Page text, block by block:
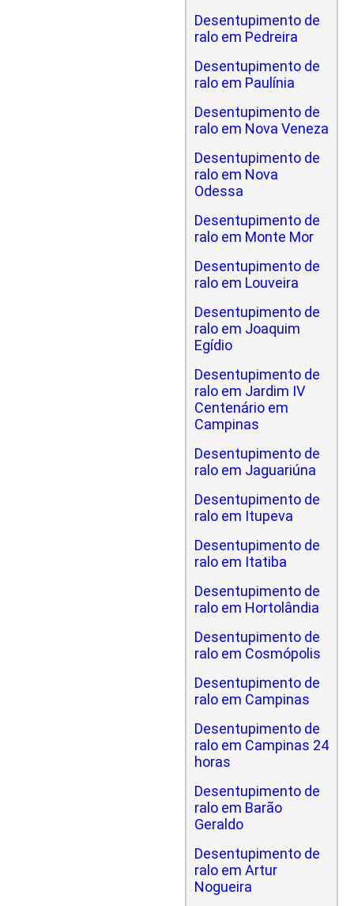
Desentupimento de
ralo em Pedreira
Desentupimento de
ralo em Paulínia
Desentupimento de
ralo em Nova Veneza
Desentupimento de
ralo em Nova
Odessa
Desentupimento de
ralo em Monte Mor
Desentupimento de
ralo em Louveira
Desentupimento de
ralo em Joaquim
Egídio
Desentupimento de
ralo em Jardim IV
Centenário em
Campinas
Desentupimento de
ralo em Jaguariúna
Desentupimento de
ralo em Itupeva
Desentupimento de
ralo em Itatiba
Desentupimento de
ralo em Hortolândia
Desentupimento de
ralo em Cosmópolis
Desentupimento de
ralo em Campinas
Desentupimento de
ralo em Campinas 24
horas
Desentupimento de
ralo em Barão
Geraldo
Desentupimento de
ralo em Artur
Nogueira